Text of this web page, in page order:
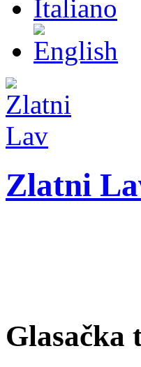
Zlatni
Glasačka